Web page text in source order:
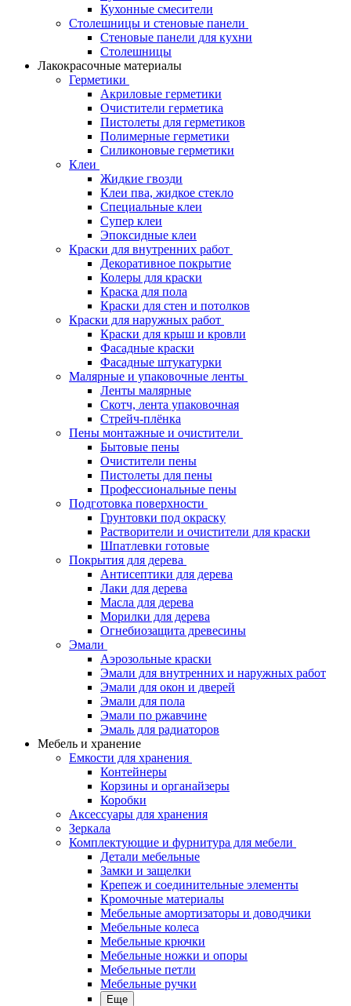
Кухонные смесители
Столешницы и стеновые панели
Стеновые панели для кухни
Столешницы
Лакокрасочные материалы
Герметики
Акриловые герметики
Очистители герметика
Пистолеты для герметиков
Полимерные герметики
Силиконовые герметики
Клеи
Жидкие гвозди
Клеи пва, жидкое стекло
Специальные клеи
Супер клеи
Эпоксидные клеи
Краски для внутренних работ
Декоративное покрытие
Колеры для краски
Краска для пола
Краски для стен и потолков
Краски для наружных работ
Краски для крыш и кровли
Фасадные краски
Фасадные штукатурки
Малярные и упаковочные ленты
Ленты малярные
Скотч, лента упаковочная
Стрейч-плёнка
Пены монтажные и очистители
Бытовые пены
Очистители пены
Пистолеты для пены
Профессиональные пены
Подготовка поверхности
Грунтовки под окраску
Растворители и очистители для краски
Шпатлевки готовые
Покрытия для дерева
Антисептики для дерева
Лаки для дерева
Масла для дерева
Морилки для дерева
Огнебиозащита древесины
Эмали
Аэрозольные краски
Эмали для внутренних и наружных работ
Эмали для окон и дверей
Эмали для пола
Эмали по ржавчине
Эмаль для радиаторов
Мебель и хранение
Емкости для хранения
Контейнеры
Корзины и органайзеры
Коробки
Аксессуары для хранения
Зеркала
Комплектующие и фурнитура для мебели
Детали мебельные
Замки и защелки
Крепеж и соединительные элементы
Кромочные материалы
Мебельные амортизаторы и доводчики
Мебельные колеса
Мебельные крючки
Мебельные ножки и опоры
Мебельные петли
Мебельные ручки
Еще